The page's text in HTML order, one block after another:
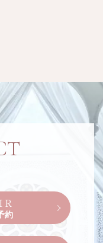
約